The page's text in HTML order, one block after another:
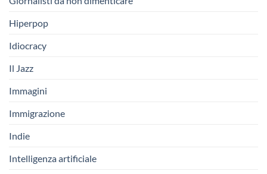
Hiperpop
Idiocracy
Il Jazz
Immagini
Immigrazione
Indie
Intelligenza artificiale